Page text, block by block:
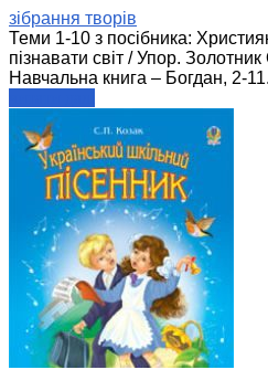
зібрання творів
Теми 1-10 з посібника:
пізнавати світ / Упор.
Навчальна книга – Богдан, 2-